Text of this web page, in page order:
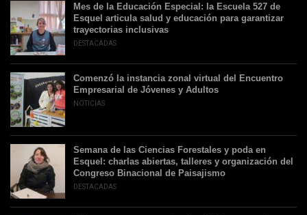
Mes de la Educación Especial: la Escuela 527 de
Esquel articula salud y educación para garantizar
trayectorias inclusivas
DESTACADAS
Comenzó la instancia zonal virtual del Encuentro
Empresarial de Jóvenes y Adultos
NOTICIAS
Semana de las Ciencias Forestales y poda en
Esquel: charlas abiertas, talleres y organización del
Congreso Binacional de Paisajismo
DESTACADAS